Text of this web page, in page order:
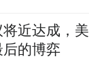
近达成，美
的博弈